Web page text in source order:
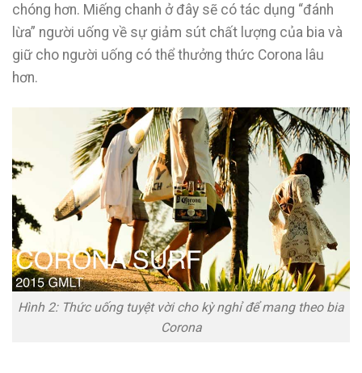
chóng hơn. Miếng chanh ở đây sẽ có tác dụng “đánh
lừa” người uống về sự giảm sút chất lượng của bia và
giữ cho người uống có thể thưởng thức Corona lâu
hơn.
Hình 2: Thức uống tuyệt vời cho kỳ nghỉ để mang theo bia
Corona